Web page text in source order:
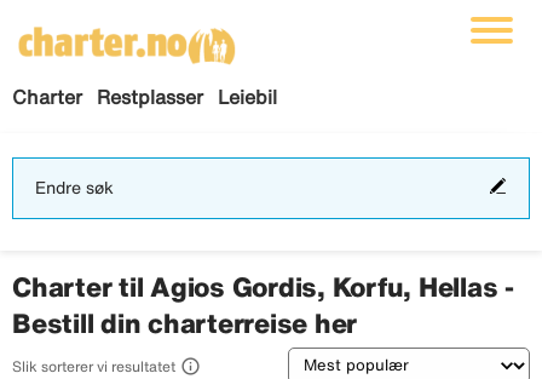
Charter Restplasser Leiebil
Endre søk
Charter til Agios Gordis, Korfu, Hellas -
Bestill din charterreise her
Slik sorterer vi resultatet  Sortering